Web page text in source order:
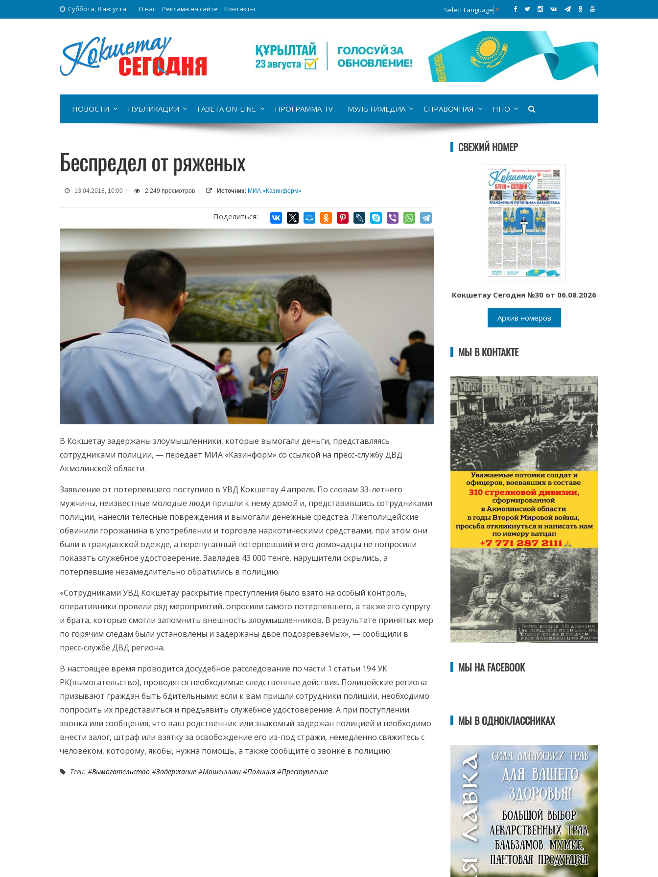
Суббота, 8 августа О нас Реклама на сайте Контакты Select Language ▼
НОВОСТИ ПУБЛИКАЦИИ ГАЗЕТА ON-LINE ПРОГРАММА TV МУЛЬТИМЕДИА СПРАВОЧНАЯ НПО
Беспредел от ряженых
13.04.2018, 10:00 | 2 249 просмотров | Источник: МИА «Казинформ»
Поделиться:
В Кокшетау задержаны злоумышленники, которые вымогали деньги, представляясь
сотрудниками полиции, — передает МИА «Казинформ» со ссылкой на пресс-службу ДВД
Акмолинской области.
Заявление от потерпевшего поступило в УВД Кокшетау 4 апреля. По словам 33-летнего
мужчины, неизвестные молодые люди пришли к нему домой и, представившись сотрудниками
полиции, нанесли телесные повреждения и вымогали денежные средства. Лжеполицейские
обвинили горожанина в употреблении и торговле наркотическими средствами, при этом они
были в гражданской одежде, а перепуганный потерпевший и его домочадцы не попросили
показать служебное удостоверение. Завладев 43 000 тенге, нарушители скрылись, а
потерпевшие незамедлительно обратились в полицию.
«Сотрудниками УВД Кокшетау раскрытие преступления было взято на особый контроль,
оперативники провели ряд мероприятий, опросили самого потерпевшего, а также его супругу
и брата, которые смогли запомнить внешность злоумышленников. В результате принятых мер
по горячим следам были установлены и задержаны двое подозреваемых», — сообщили в
пресс-службе ДВД региона.
В настоящее время проводится досудебное расследование по части 1 статьи 194 УК
РК(вымогательство), проводятся необходимые следственные действия. Полицейские региона
призывают граждан быть бдительными: если к вам пришли сотрудники полиции, необходимо
попросить их представиться и предъявить служебное удостоверение. А при поступлении
звонка или сообщения, что ваш родственник или знакомый задержан полицией и необходимо
внести залог, штраф или взятку за освобождение его из-под стражи, немедленно свяжитесь с
человеком, которому, якобы, нужна помощь, а также сообщите о звонке в полицию.
Теги: #Вымогательство #Задержание #Мошенники #Полиция #Преступление
СВЕЖИЙ НОМЕР
Кокшетау Сегодня №30 от 06.08.2026
Архив номеров
МЫ В КОНТАКТЕ
МЫ НА FACEBOOK
МЫ В ОДНОКЛАССНИКАХ